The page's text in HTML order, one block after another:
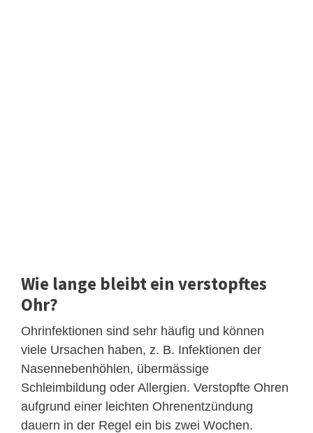
Wie lange bleibt ein verstopftes
Ohr?
Ohrinfektionen sind sehr häufig und können
viele Ursachen haben, z. B. Infektionen der
Nasennebenhöhlen, übermässige
Schleimbildung oder Allergien. Verstopfte Ohren
aufgrund einer leichten Ohrenentzündung
dauern in der Regel ein bis zwei Wochen.